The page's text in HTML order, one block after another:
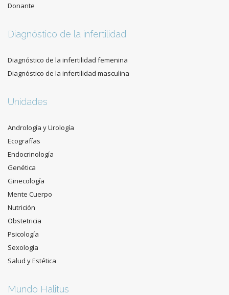
Donante
Diagnóstico de la infertilidad
Diagnóstico de la infertilidad femenina
Diagnóstico de la infertilidad masculina
Unidades
Andrología y Urología
Ecografías
Endocrinología
Genética
Ginecología
Mente Cuerpo
Nutrición
Obstetricia
Psicología
Sexología
Salud y Estética
Mundo Halitus